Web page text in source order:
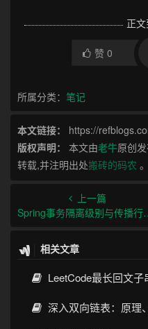
正
赞 0
所属分类： 笔记
本文链接：
https://
版权声明：
本文由老牛原创
转载,并注明出处搬砖的码农 。
上一篇
Spring事务隔离级别与传播行为及最佳实践
相关文章
LeetCode最长回文子串问题：
深入双向链表：原理